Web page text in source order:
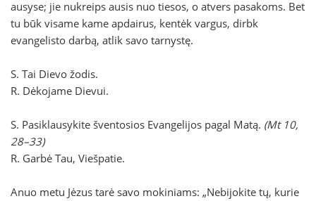
ausyse; jie nukreips ausis nuo tiesos, o atvers pasakoms. Bet
tu būk visame kame apdairus, kentėk vargus, dirbk
evangelisto darbą, atlik savo tarnystę.
S. Tai Dievo žodis.
R. Dėkojame Dievui.
S. Pasiklausykite šventosios Evangelijos pagal Matą. (Mt 10,
28–33)
R. Garbė Tau, Viešpatie.
Anuo metu Jėzus tarė savo mokiniams: „Nebijokite tų, kurie